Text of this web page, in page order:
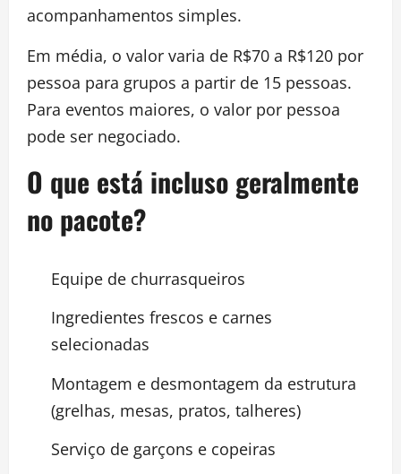
acompanhamentos simples.
Em média, o valor varia de R$70 a R$120 por
pessoa para grupos a partir de 15 pessoas.
Para eventos maiores, o valor por pessoa
pode ser negociado.
O que está incluso geralmente
no pacote?
Equipe de churrasqueiros
Ingredientes frescos e carnes
selecionadas
Montagem e desmontagem da estrutura
(grelhas, mesas, pratos, talheres)
Serviço de garçons e copeiras